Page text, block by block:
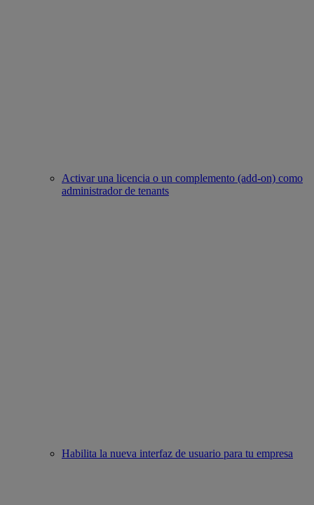
Activar una licencia o un complemento (add-on) como
administrador de tenants
Habilita la nueva interfaz de usuario para tu empresa